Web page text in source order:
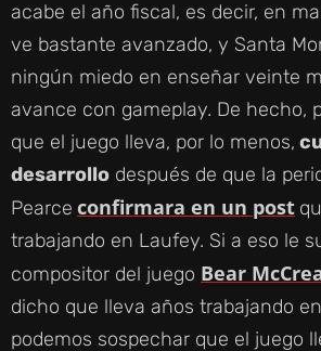
acabe el año fiscal, es decir, en
ve bastante avanzado, y Santa
ningún miedo en enseñar veinte
avance con gameplay. De hecho,
que el juego lleva, por lo menos,
desarrollo después de que la
Pearce confirmara en un post
trabajando en Laufey. Si a eso le
compositor del juego Bear
dicho que lleva años trabajando
podemos sospechar que el juego